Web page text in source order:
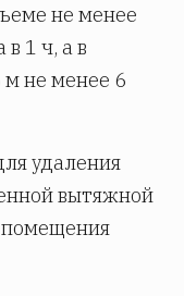
не менее
1 ч, а в
не менее 6
удаления
вытяжной
помещения